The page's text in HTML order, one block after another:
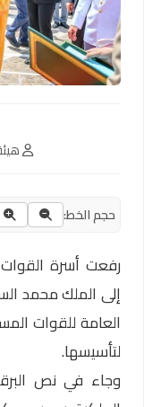
حجم الخط:
رفعت أسرة
إلى الملك محمد
العامة للقوات
لتأسيسها.
وجاء في نص